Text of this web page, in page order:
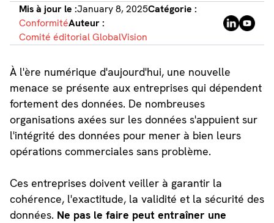
Mis à jour le :January 8, 2025Catégorie :
ConformitéAuteur :
Comité éditorial GlobalVision
À l'ère numérique d'aujourd'hui, une nouvelle
menace se présente aux entreprises qui dépendent
fortement des données. De nombreuses
organisations axées sur les données s'appuient sur
l'intégrité des données pour mener à bien leurs
opérations commerciales sans problème.
Ces entreprises doivent veiller à garantir la
cohérence, l'exactitude, la validité et la sécurité des
données. Ne pas le faire peut entraîner une